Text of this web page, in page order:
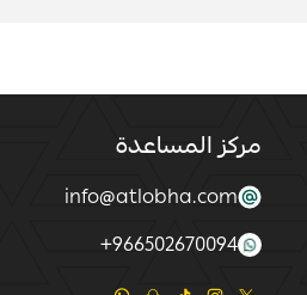
مركز المساعدة
info@atlobha.com
966502670094
+